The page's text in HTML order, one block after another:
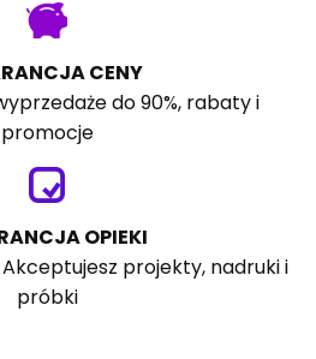
CENY
do 90%, rabaty i
promocje
OPIEKI
projekty, nadruki i
próbki